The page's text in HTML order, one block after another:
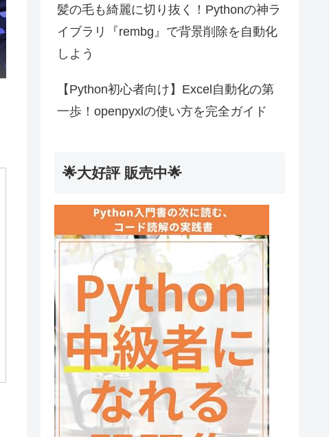
髪の毛も綺麗に切り抜く！Pythonの神ラ
イブラリ『rembg』で背景削除を自動化
しよう
【Python初心者向け】Excel自動化の第
一歩！openpyxlの使い方を完全ガイド
🌟大好評 販売中🌟